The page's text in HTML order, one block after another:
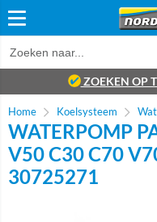
ZOEKEN OP
Home Koelsysteem
WATERPOMP
V50 C30 C70
30725271